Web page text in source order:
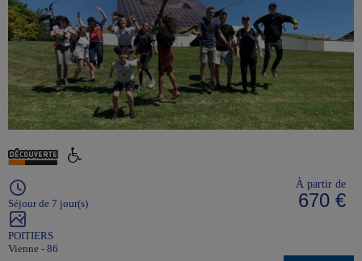
Séjour de 7 jour(s)
POITIERS
Vienne - 86
À partir de
670 €